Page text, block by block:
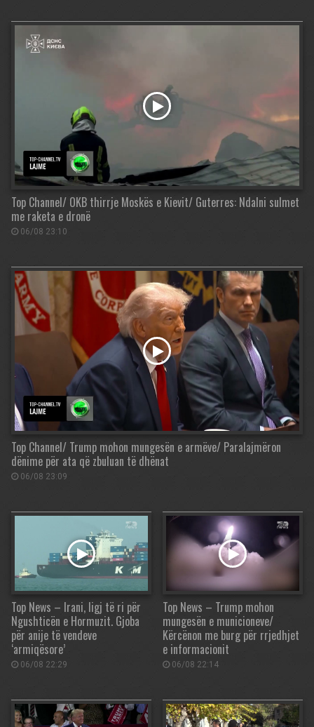
Top Channel/ OKB thirrje Moskës e Kievit/ Guterres: Ndalni sulmet
me raketa e dronë
06/08 23:10
Top Channel/ Trump mohon mungesën e armëve/ Paralajmëron
dënime për ata që zbuluan të dhënat
06/08 23:09
Top News – Irani, ligj të ri për
Ngushticën e Hormuzit. Gjoba
për anije të vendeve
‘armiqësore’
06/08 22:29
Top News – Trump mohon
mungesën e municioneve/
Kërcënon me burg për rrjedhjet
e informacionit
06/08 22:14